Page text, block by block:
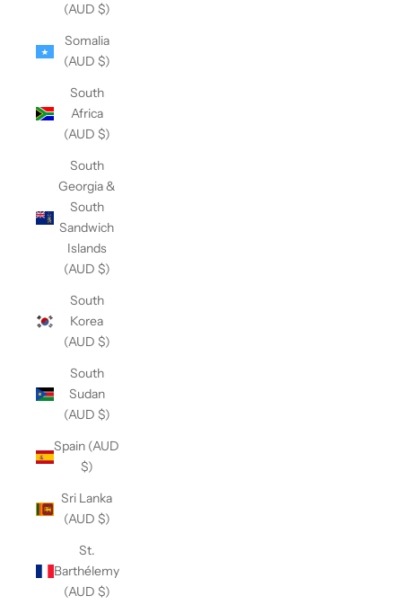
(AUD $)
Somalia
(AUD $)
South
Africa
(AUD $)
South
Georgia &
South
Sandwich
Islands
(AUD $)
South
Korea
(AUD $)
South
Sudan
(AUD $)
Spain (AUD
$)
Sri Lanka
(AUD $)
St.
Barthélemy
(AUD $)